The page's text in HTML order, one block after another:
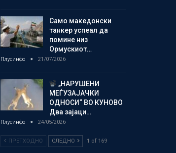
Само македонски
танкер успеал да
помине низ
Ормускиот…
Плусинфо 21/07/2026
„НАРУШЕНИ
МЕЃУЗАЈАЧКИ
ОДНОСИ“ ВО КУНОВО
Два зајаци…
Плусинфо 24/05/2026
ПРЕТХОДНО СЛЕДНО 1 of 169